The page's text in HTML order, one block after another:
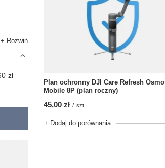
+ Rozwiń
zł
Plan ochronny DJI Care Refresh Osmo
Mobile 8P (plan roczny)
45,00 zł / szt.
+ Dodaj do porównania